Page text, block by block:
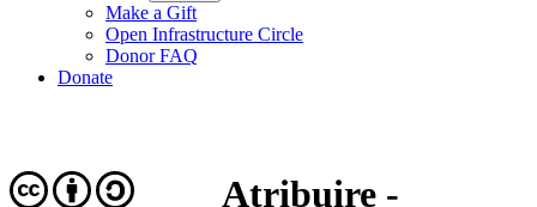
Make a Gift
Open Infrastructure Circle
Donor FAQ
Donate
Atribuire -